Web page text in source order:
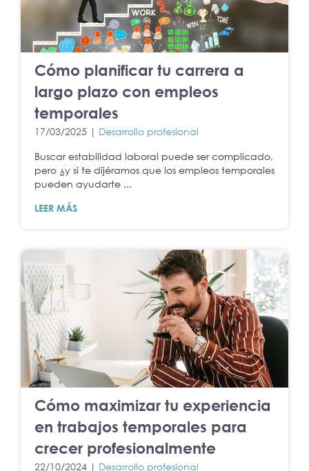
Cómo planificar tu carrera a
largo plazo con empleos
temporales
17/03/2025 | Desarrollo profesional
Buscar estabilidad laboral puede ser complicado,
pero ¿y si te dijéramos que los empleos temporales
pueden ayudarte ...
LEER MÁS
Cómo maximizar tu experiencia
en trabajos temporales para
crecer profesionalmente
22/10/2024 | Desarrollo profesional